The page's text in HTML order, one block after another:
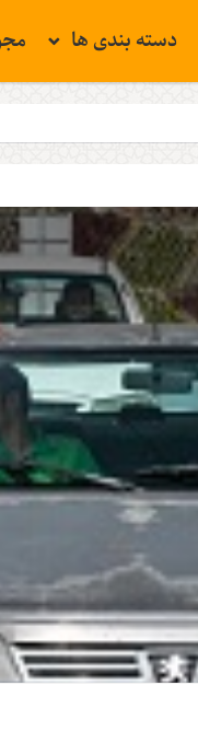
دسته بندی ها